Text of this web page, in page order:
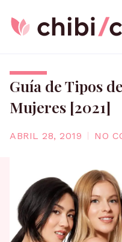
contenido
Guía de Tipos
Mujeres [2021]
ABRIL 28, 2019 NO